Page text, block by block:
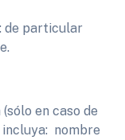
de particular
en caso de
incluya: nombre